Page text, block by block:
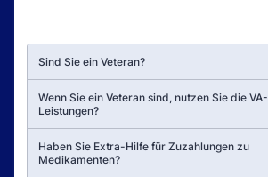
Sind Sie ein Veteran?
Wenn Sie ein Veteran sind, nutzen Sie die VA-
Leistungen?
Haben Sie Extra-Hilfe für Zuzahlungen zu
Medikamenten?